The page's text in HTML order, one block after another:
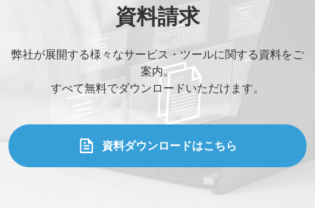
資料請求
弊社が展開する様々なサービス・ツールに関する資料をご
案内。
すべて無料でダウンロードいただけます。
資料ダウンロードはこちら